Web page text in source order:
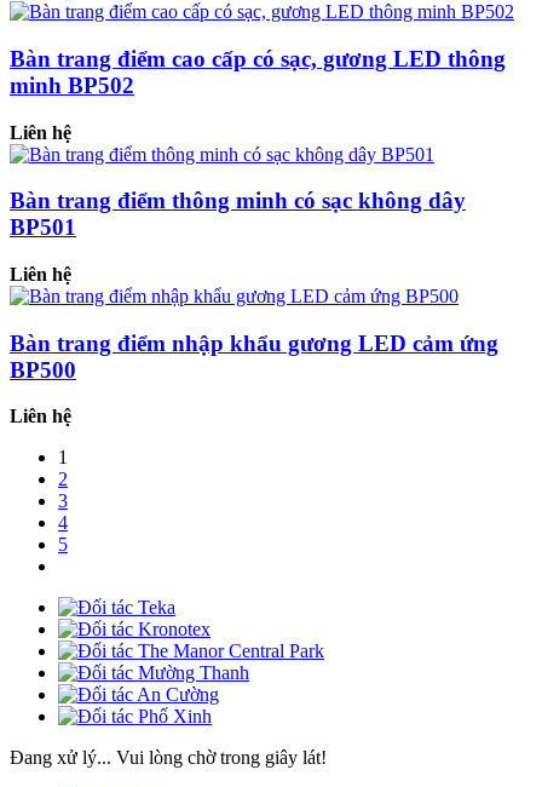
Bàn trang điểm cao cấp có sạc, gương LED thông
minh BP502
Liên hệ
Bàn trang điểm thông minh có sạc không dây
BP501
Liên hệ
Bàn trang điểm nhập khẩu gương LED cảm ứng
BP500
Liên hệ
1
2
3
4
5
Đang xử lý... Vui lòng chờ trong giây lát!